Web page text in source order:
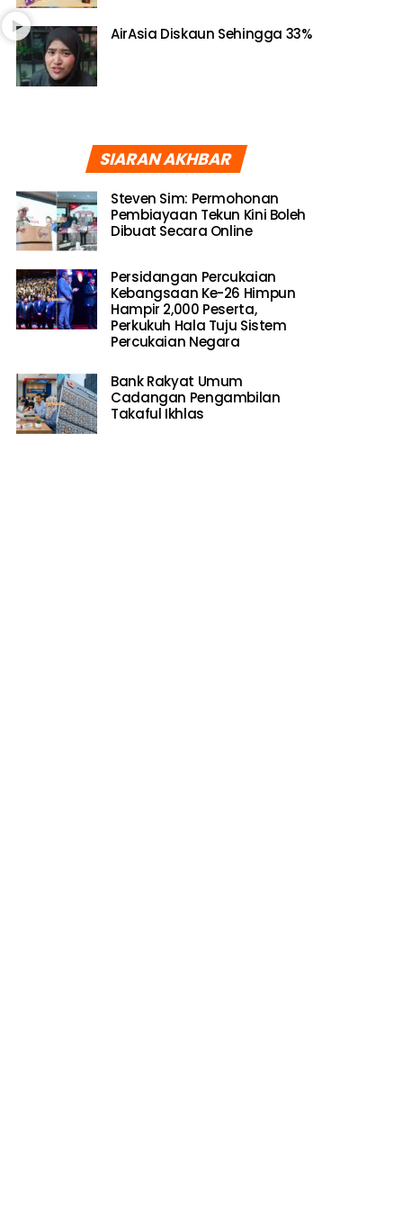
AirAsia Diskaun Sehingga 33%
SIARAN AKHBAR
Steven Sim: Permohonan
Pembiayaan Tekun Kini Boleh
Dibuat Secara Online
Persidangan Percukaian
Kebangsaan Ke-26 Himpun
Hampir 2,000 Peserta,
Perkukuh Hala Tuju Sistem
Percukaian Negara
Bank Rakyat Umum
Cadangan Pengambilan
Takaful Ikhlas